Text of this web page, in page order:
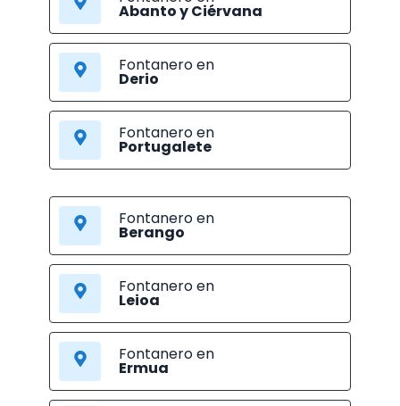
Abanto y Ciérvana
Fontanero en
Derio
Fontanero en
Portugalete
Fontanero en
Berango
Fontanero en
Leioa
Fontanero en
Ermua